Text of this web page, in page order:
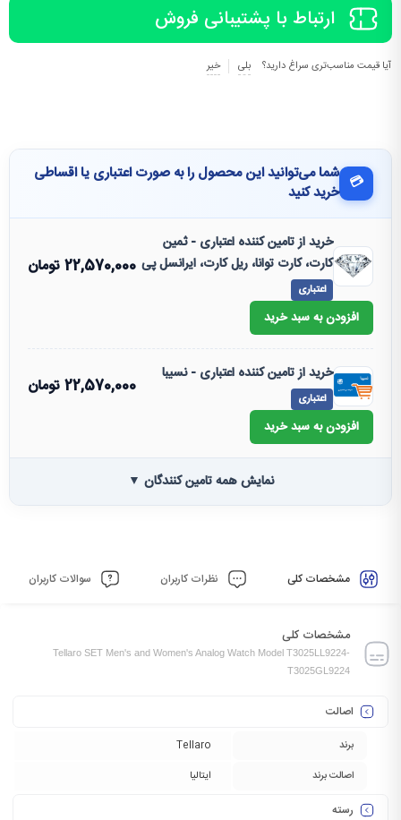
ارتباط با پشتیبانی فروش
آیا قیمت مناسب‌تری سراغ دارید؟ بلی خیر
💳 شما می‌توانید این محصول را به صورت اعتباری یا اقساطی
خرید کنید
خرید از تامین کننده اعتباری - ثمین
کارت، کارت توانا، ریل کارت، ایرانسل پی
اعتباری
22,570,000تومان
افزودن به سبد خرید
خرید از تامین کننده اعتباری - نسیبا
اعتباری
22,570,000تومان
افزودن به سبد خرید
نمایش همه تامین کنندگان ▼
مشخصات کلی نظرات کاربران سوالات کاربران
مشخصات کلی
Tellaro SET Men's and Women's Analog Watch Model T3025LL9224-
T3025GL9224
اصالت
برند
Tellaro
اصالت برند
ایتالیا
رسته